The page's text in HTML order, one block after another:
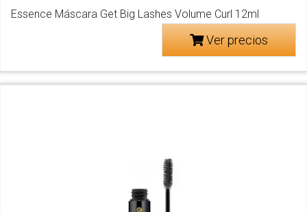
Essence Máscara Get Big Lashes Volume Curl 12ml
Ver precios